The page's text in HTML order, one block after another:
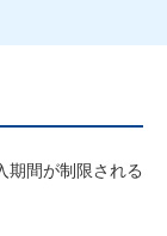
期間が制限される